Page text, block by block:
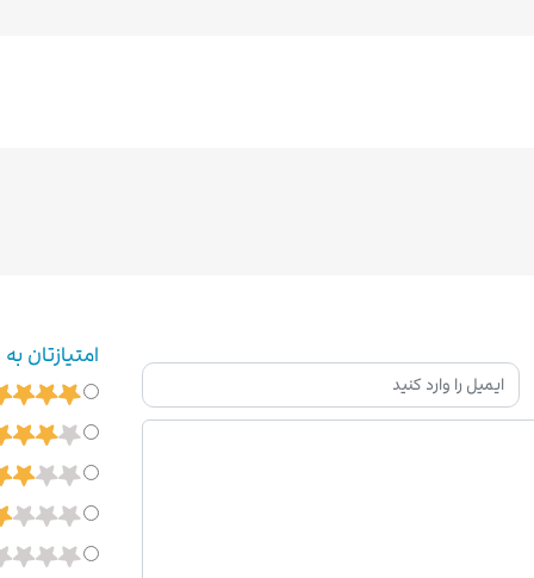
امتیازتان